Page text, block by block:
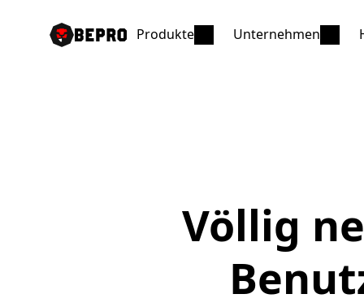
Produkte Unternehmen
Völlig